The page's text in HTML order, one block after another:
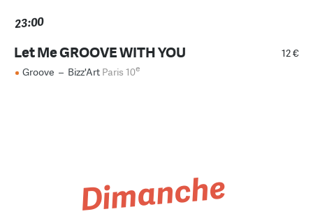
23:00
12 €
Let Me GROOVE WITH YOU
Groove – Bizz'Art Paris 10e
Dimanche